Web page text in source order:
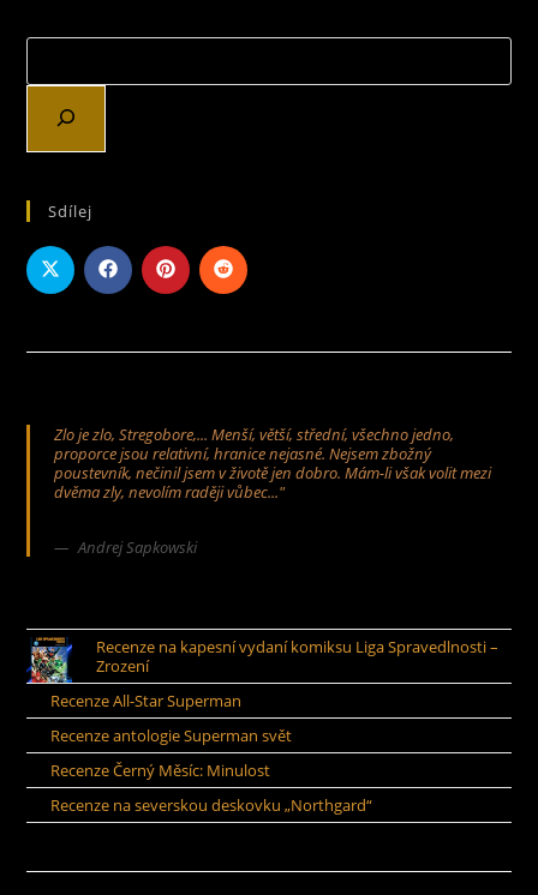
Sdílej
Zlo je zlo, Stregobore,... Menší, větší, střední, všechno jedno,
proporce jsou relativní, hranice nejasné. Nejsem zbožný
poustevník, nečinil jsem v životě jen dobro. Mám-li však volit mezi
dvěma zly, nevolím raději vůbec..."
Andrej Sapkowski
Recenze na kapesní vydaní komiksu Liga Spravedlnosti –
Zrození
Recenze All-Star Superman
Recenze antologie Superman svět
Recenze Černý Měsíc: Minulost
Recenze na severskou deskovku „Northgard“